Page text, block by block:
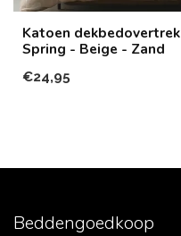
Katoen dekbedovertrek
Spring - Beige - Zand
€24,95
Beddengoedkoop